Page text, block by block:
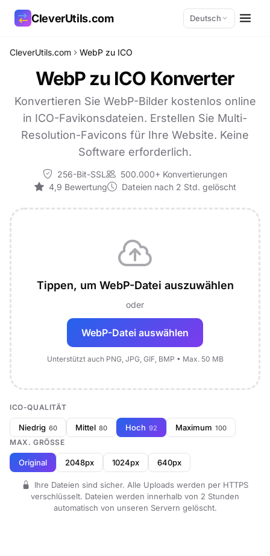
CleverUtils.com Deutsch
CleverUtils.com WebP zu ICO
WebP zu ICO Konverter
Konvertieren Sie WebP-Bilder kostenlos online
in ICO-Favikonsdateien. Erstellen Sie Multi-
Resolution-Favicons für Ihre Website. Keine
Software erforderlich.
256-Bit-SSL
500.000+ Konvertierungen
4,9 Bewertung
Dateien nach 2 Std. gelöscht
Tippen, um WebP-Datei auszuwählen
oder
WebP-Datei auswählen
Unterstützt auch PNG, JPG, GIF, BMP • Max. 50 MB
ICO-QUALITÄT
Niedrig 60 Mittel 80 Hoch 92 Maximum 100
MAX. GRÖSSE
Original 2048px 1024px 640px
Ihre Dateien sind sicher. Alle Uploads werden per HTTPS
verschlüsselt. Dateien werden innerhalb von 2 Stunden
automatisch von unseren Servern gelöscht.
Link kopieren